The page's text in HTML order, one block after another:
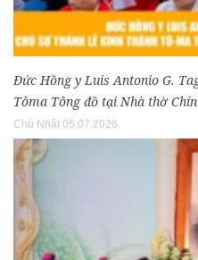
Đức Hồng y Luis Antonio G.
Tôma Tông đồ tại Nhà thờ
Chủ Nhật 05.07.2026